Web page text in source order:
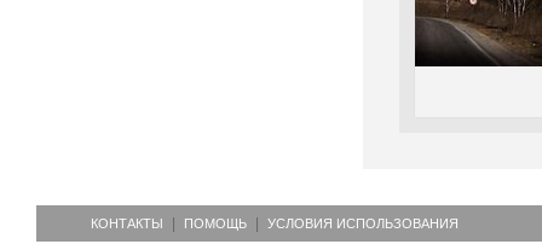
КОНТАКТЫ ПОМОЩЬ УСЛОВИЯ ИСПОЛЬЗОВАНИЯ